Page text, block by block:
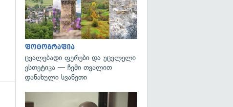
ფოტოგრაფია
ცვალებადი ფერები და უცვლელი
ესთეტიკა — ჩემი თვალით
დანახული სვანეთი